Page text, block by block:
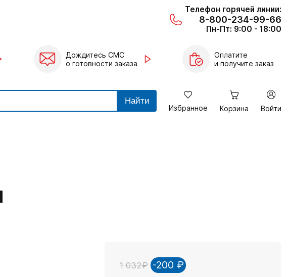
Телефон горячей линии:
8-800-234-99-66
Пн-Пт: 9:00 - 18:00
Дождитесь СМС
о готовности заказа
Оплатите
и получите заказ
Найти
Избранное Корзина Войти
1 032₽ -200 ₽